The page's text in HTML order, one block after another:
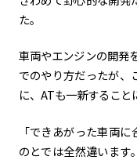
た。
車両やエンジンの開発
でのやり方だったが、
に、 ATも一新すること
「できあがった車両
のとでは全然違います